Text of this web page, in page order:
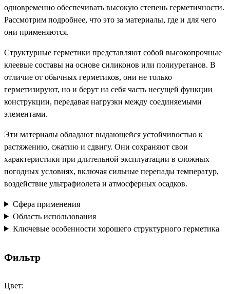
одновременно обеспечивать высокую степень герметичности.
Рассмотрим подробнее, что это за материалы, где и для чего
они применяются.
Структурные герметики представляют собой высокопрочные
клеевые составы на основе силиконов или полиуретанов. В
отличие от обычных герметиков, они не только
герметизируют, но и берут на себя часть несущей функции
конструкции, передавая нагрузки между соединяемыми
элементами.
Эти материалы обладают выдающейся устойчивостью к
растяжению, сжатию и сдвигу. Они сохраняют свои
характеристики при длительной эксплуатации в сложных
погодных условиях, включая сильные перепады температур,
воздействие ультрафиолета и атмосферных осадков.
Сфера применения
Область использования
Ключевые особенности хорошего структурного герметика
Фильтр
Цвет: